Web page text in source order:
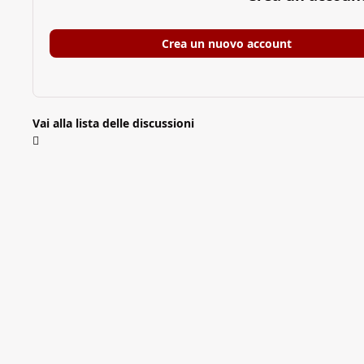
Crea un nuovo account
Vai alla lista delle discussioni